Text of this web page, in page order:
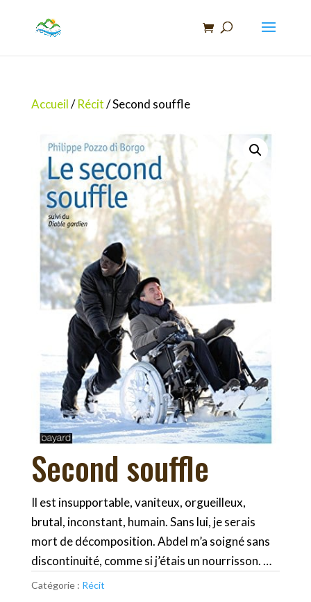
Accueil/Récit/ Second souffle
Second souffle
Il est insupportable, vaniteux, orgueilleux,
brutal, inconstant, humain. Sans lui, je serais
mort de décomposition. Abdel m’a soigné sans
discontinuité, comme si j’étais un nourrisson. …
Catégorie : Récit